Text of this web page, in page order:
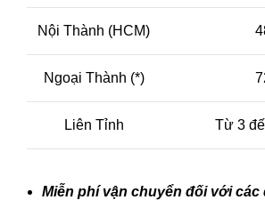
Nội Thành (HCM)
Ngoại Thành (*)
Liên Tỉnh Từ 3
Miễn phí vận chuyển đối với các